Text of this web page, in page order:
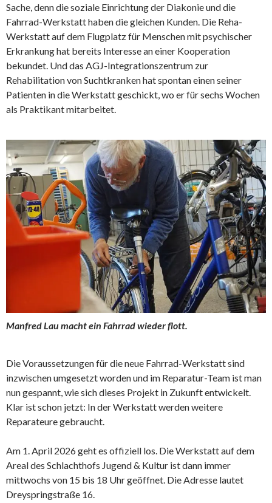
Sache, denn die soziale Einrichtung der Diakonie und die
Fahrrad-Werkstatt haben die gleichen Kunden. Die Reha-
Werkstatt auf dem Flugplatz für Menschen mit psychischer
Erkrankung hat bereits Interesse an einer Kooperation
bekundet. Und das AGJ-Integrationszentrum zur
Rehabilitation von Suchtkranken hat spontan einen seiner
Patienten in die Werkstatt geschickt, wo er für sechs Wochen
als Praktikant mitarbeitet.
Manfred Lau macht ein Fahrrad wieder flott.
Die Voraussetzungen für die neue Fahrrad-Werkstatt sind
inzwischen umgesetzt worden und im Reparatur-Team ist man
nun gespannt, wie sich dieses Projekt in Zukunft entwickelt.
Klar ist schon jetzt: In der Werkstatt werden weitere
Reparateure gebraucht.
Am 1. April 2026 geht es offiziell los. Die Werkstatt auf dem
Areal des Schlachthofs Jugend & Kultur ist dann immer
mittwochs von 15 bis 18 Uhr geöffnet. Die Adresse lautet
Dreyspringstraße 16.